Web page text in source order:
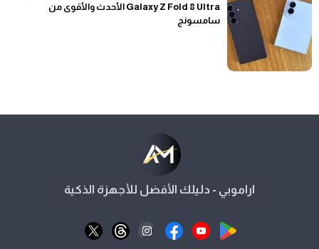
Galaxy Z Fold 8 Ultra الأحدث والأقوى من
سامسونج
اراموبي - دليلك الأفضل للأجهزة الذكية